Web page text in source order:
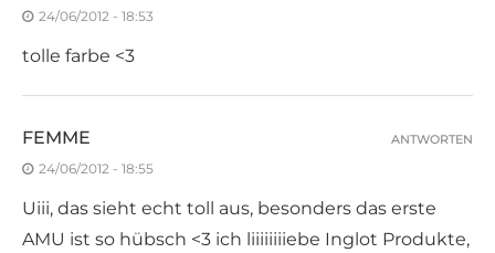
24/06/2012 - 18:53
tolle farbe <3
FEMME
24/06/2012 - 18:55
Uiii, das sieht echt toll aus, besonders das erste
AMU ist so hübsch <3 ich liiiiiiiiebe Inglot Produkte,
ANTWORTEN